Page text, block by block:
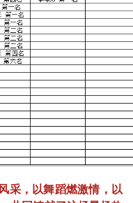
采，以舞蹈燃激情，以